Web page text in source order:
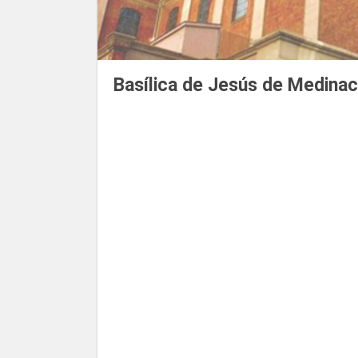
Basílica de Jesús de